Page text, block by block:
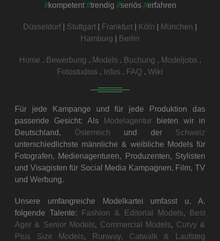
//kompetent //trendig //seriös //erfahren
Düsseldorf| Stuttgart Frankfurt Köln München
Hamburg
Berlin
Home . Bewerbung . Models . Buchung . Modeljobs .
Fotostudios . Infos . FAQ . Wiki
Für jede Kampange und für jede Produktion das
passende Gesicht: Als
Modelagentur bieten wir in
Deutschland, Österreich und der Schweiz
unterschiedlichste männliche & weibliche Models für
Fotografen, Medienagenturen, Produzenten, Stylisten
und Visagisten für Social Media Kampagnen, Film, TV
und Werbung.
Unsere umfangreiche Modelkartei umfasst u. A.
folgende Talente:
Fashion & Editorial Models,
Best
Ager & Senior Models, Commercial Models, Curvy &
Plus Size Models,
Runway, Catwalk & Laufsteg